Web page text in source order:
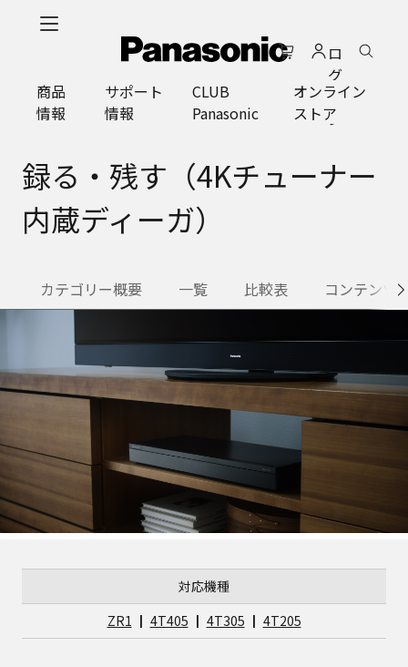
ロ
グ
イ
ン
商品
情報
サポート
情報
CLUB
Panasonic
オンライン
ストア
録る・残す（4Kチューナー
内蔵ディーガ）
カテゴリー概要 一覧 比較表 コンテンツ
対応機種
ZR1 ┃ 4T405 ┃ 4T305 ┃ 4T205